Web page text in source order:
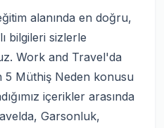
alanında en doğru,
bilgileri sizlerle
Work and Travel'da
5 Müthiş Neden konusu
içerikler arasında
Garsonluk,